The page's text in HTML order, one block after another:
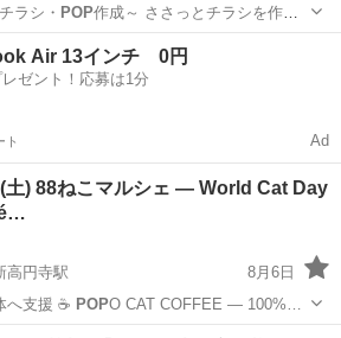
ラシ・ POP作成～ ささっとチラシを作り
セミナー チラシ
Air 13インチ 0円
ゼント！応募は1分
ト Ad
土) 88ねこマルシェ — World Cat Day
高円寺駅
8月6日
へ支援 ☕ POPO CAT COFFEE — 100%…